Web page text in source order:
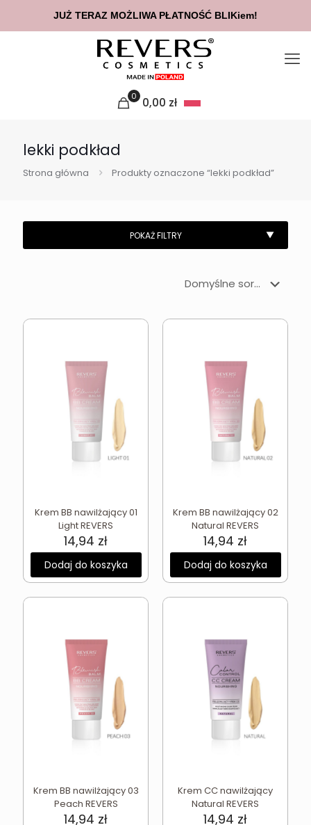
0 0,00 zł
lekki podkład
Strona główna Produkty oznaczone “lekki podkład”
Krem BB nawilżający 01
Light REVERS
14,94 zł
Dodaj do koszyka
Krem BB nawilżający 02
Natural REVERS
14,94 zł
Dodaj do koszyka
Krem BB nawilżający 03
Peach REVERS
14,94 zł
Krem CC nawilżający
Natural REVERS
14,94 zł
JUŻ TERAZ MOŻLIWA PŁATNOŚĆ BLIKiem!